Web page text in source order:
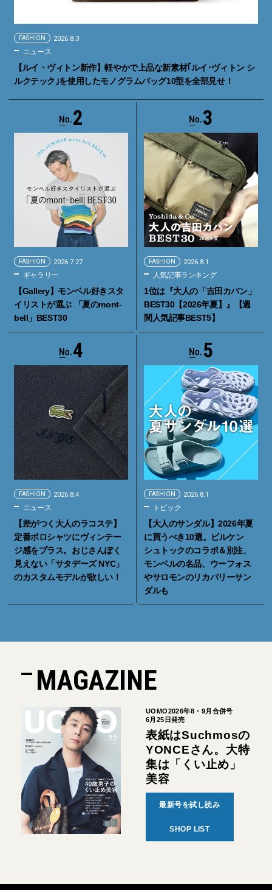
FASHION 2026.8.3
ニュース
【ルイ・ヴィトン新作】軽やかで上品な新素材｢ルイ･ヴィトン シ
ルクテック｣を使用したモノグラムバッグ10型を全部見せ！
2
FASHION 2026.7.27
ギャラリー
【Gallery】モンベル好きスタ
イリストが選ぶ 「夏のmont-
bell」BEST30
3
FASHION 2026.8.1
人気記事ランキング
1位は『大人の「吉田カバン」
BEST30【2026年夏】』【週
間人気記事BEST5】
4
FASHION 2026.8.4
ニュース
【差がつく大人のラコステ】
定番ポロシャツにヴィンテー
ジ感をプラス。おじさんぽく
見えない「サタデーズ NYC」
のカスタムモデルが欲しい！
5
FASHION 2026.8.1
トピック
【大人のサンダル】2026年夏
に買うべき10選。ビルケン
シュトックのコラボ＆別注、
モンベルの名品、ウーフォス
やサロモンのリカバリーサン
ダルも
MAGAZINE
UOMO2026年8・9月合併号
6月25日発売
表紙はSuchmosの
YONCEさん。大特
集は「くい止め」
美容
最新号を試し読み
SHOP LIST